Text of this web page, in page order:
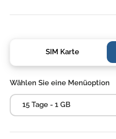
SIM Karte
Wählen Sie eine Menüoption
15 Tage - 1 GB